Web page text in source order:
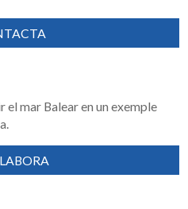
el mar Balear en un exemple